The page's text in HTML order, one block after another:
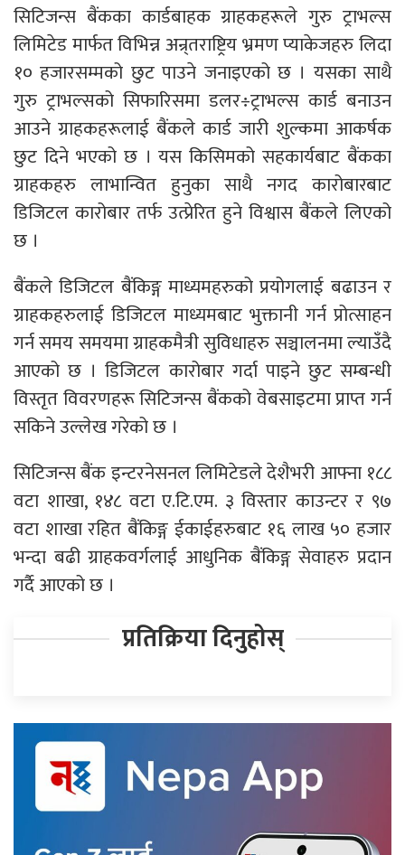
सिटिजन्स बैंकका कार्डबाहक ग्राहकहरूले गुरु ट्राभल्स
लिमिटेड मार्फत विभिन्न अन्र्तराष्ट्रिय भ्रमण प्याकेजहरु लिदा
१० हजारसम्मको छुट पाउने जनाइएको छ । यसका साथै
गुरु ट्राभल्सको सिफारिसमा डलर÷ट्राभल्स कार्ड बनाउन
आउने ग्राहकहरूलाई बैंकले कार्ड जारी शुल्कमा आकर्षक
छुट दिने भएको छ । यस किसिमको सहकार्यबाट बैंकका
ग्राहकहरु लाभान्वित हुनुका साथै नगद कारोबारबाट
डिजिटल कारोबार तर्फ उत्प्रेरित हुने विश्वास बैंकले लिएको
छ ।
बैंकले डिजिटल बैंकिङ्ग माध्यमहरुको प्रयोगलाई बढाउन र
ग्राहकहरुलाई डिजिटल माध्यमबाट भुक्तानी गर्न प्रोत्साहन
गर्न समय समयमा ग्राहकमैत्री सुविधाहरु सञ्चालनमा ल्याउँदै
आएको छ । डिजिटल कारोबार गर्दा पाइने छुट सम्बन्धी
विस्तृत विवरणहरू सिटिजन्स बैंकको वेबसाइटमा प्राप्त गर्न
सकिने उल्लेख गरेको छ ।
सिटिजन्स बैंक इन्टरनेसनल लिमिटेडले देशैभरी आफ्ना १८८
वटा शाखा, १४८ वटा ए.टि.एम. ३ विस्तार काउन्टर र ९७
वटा शाखा रहित बैंकिङ्ग ईकाईहरुबाट १६ लाख ५० हजार
भन्दा बढी ग्राहकवर्गलाई आधुनिक बैंकिङ्ग सेवाहरु प्रदान
गर्दै आएको छ ।
प्रतिक्रिया दिनुहोस्